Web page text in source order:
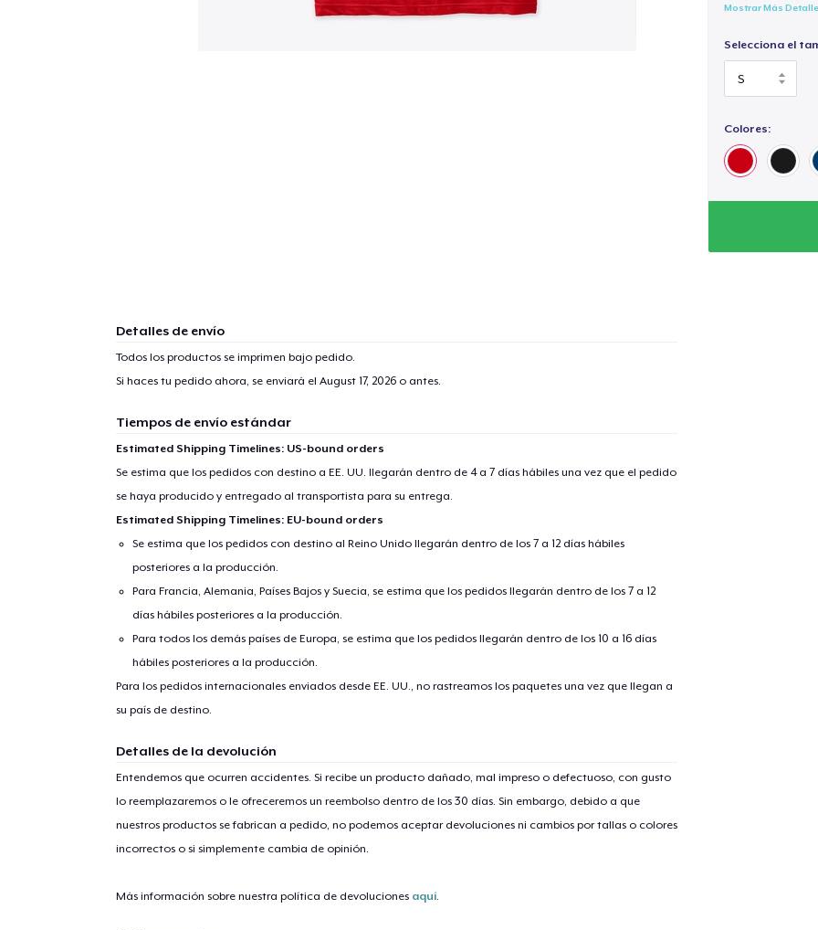
Mostrar Más
Selecciona el
Colores:
Detalles de envío
Todos los productos se imprimen bajo pedido.
Si haces tu pedido ahora, se enviará el August 17, 2026o antes.
Tiempos de envío estándar
Estimated Shipping Timelines: US-bound orders
Se estima que los pedidos con destino a EE. UU. llegarán dentro de 4 a 7 días hábiles una vez que el pedido
se haya producido y entregado al transportista para su entrega.
Estimated Shipping Timelines: EU-bound orders
Se estima que los pedidos con destino al Reino Unido llegarán dentro de los 7 a 12 días hábiles
posteriores a la producción.
Para Francia, Alemania, Países Bajos y Suecia, se estima que los pedidos llegarán dentro de los 7 a 12
días hábiles posteriores a la producción.
Para todos los demás países de Europa, se estima que los pedidos llegarán dentro de los 10 a 16 días
hábiles posteriores a la producción.
Para los pedidos internacionales enviados desde EE. UU., no rastreamos los paquetes una vez que llegan a
su país de destino.
Detalles de la devolución
Entendemos que ocurren accidentes. Si recibe un producto dañado, mal impreso o defectuoso, con gusto
lo reemplazaremos o le ofreceremos un reembolso dentro de los 30 días. Sin embargo, debido a que
nuestros productos se fabrican a pedido, no podemos aceptar devoluciones ni cambios por tallas o colores
incorrectos o si simplemente cambia de opinión.
Más información sobre nuestra política de devoluciones aquí.
1artículo añadido al carrito
Finalizar y pagar pedido